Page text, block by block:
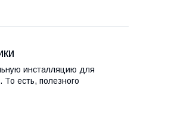
инсталляцию для
есть, полезного